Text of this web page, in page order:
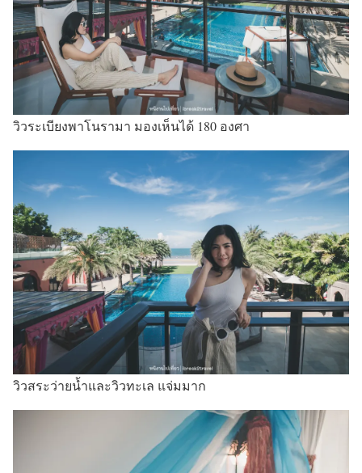
วิวระเบียงพาโนรามา มองเห็นได้ 180 องศา
วิวสระว่ายน้ำและวิวทะเล แจ่มมาก